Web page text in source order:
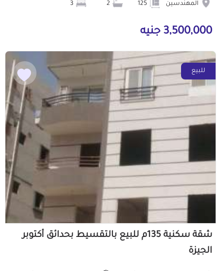
المهندسين
3,500,000 جنيه
للبيع
شقة سكنية 135م للبيع بالتقسيط بحدائق أكتوبر
الجيزة